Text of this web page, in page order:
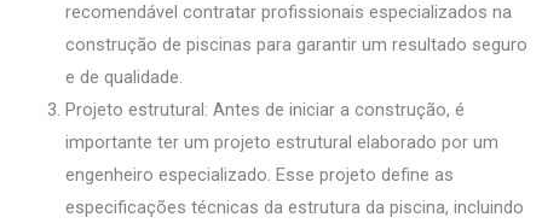
recomendável contratar profissionais especializados na
construção de piscinas para garantir um resultado seguro
e de qualidade.
Projeto estrutural: Antes de iniciar a construção, é
importante ter um projeto estrutural elaborado por um
engenheiro especializado. Esse projeto define as
especificações técnicas da estrutura da piscina, incluindo